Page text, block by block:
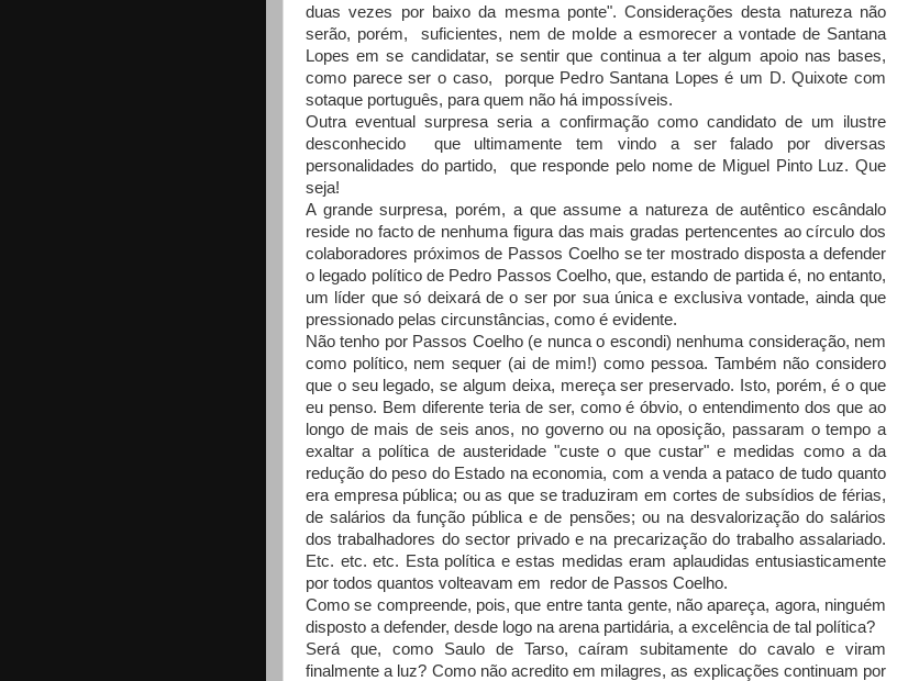
duas vezes por baixo da mesma ponte". Considerações desta natureza não
serão, porém, suficientes, nem de molde a esmorecer a vontade de Santana
Lopes em se candidatar, se sentir que continua a ter algum apoio nas bases,
como parece ser o caso, porque Pedro Santana Lopes é um D. Quixote com
sotaque português, para quem não há impossíveis.
Outra eventual surpresa seria a confirmação como candidato de um ilustre
desconhecido que ultimamente tem vindo a ser falado por diversas
personalidades do partido, que responde pelo nome de Miguel Pinto Luz. Que
seja!
A grande surpresa, porém, a que assume a natureza de autêntico escândalo
reside no facto de nenhuma figura das mais gradas pertencentes ao círculo dos
colaboradores próximos de Passos Coelho se ter mostrado disposta a defender
o legado político de Pedro Passos Coelho, que, estando de partida é, no entanto,
um líder que só deixará de o ser por sua única e exclusiva vontade, ainda que
pressionado pelas circunstâncias, como é evidente.
Não tenho por Passos Coelho (e nunca o escondi) nenhuma consideração, nem
como político, nem sequer (ai de mim!) como pessoa. Também não considero
que o seu legado, se algum deixa, mereça ser preservado. Isto, porém, é o que
eu penso. Bem diferente teria de ser, como é óbvio, o entendimento dos que ao
longo de mais de seis anos, no governo ou na oposição, passaram o tempo a
exaltar a política de austeridade "custe o que custar" e medidas como a da
redução do peso do Estado na economia, com a venda a pataco de tudo quanto
era empresa pública; ou as que se traduziram em cortes de subsídios de férias,
de salários da função pública e de pensões; ou na desvalorização do salários
dos trabalhadores do sector privado e na precarização do trabalho assalariado.
Etc. etc. etc. Esta política e estas medidas eram aplaudidas entusiasticamente
por todos quantos volteavam em redor de Passos Coelho.
Como se compreende, pois, que entre tanta gente, não apareça, agora, ninguém
disposto a defender, desde logo na arena partidária, a excelência de tal política?
Será que, como Saulo de Tarso, caíram subitamente do cavalo e viram
finalmente a luz? Como não acredito em milagres, as explicações continuam por